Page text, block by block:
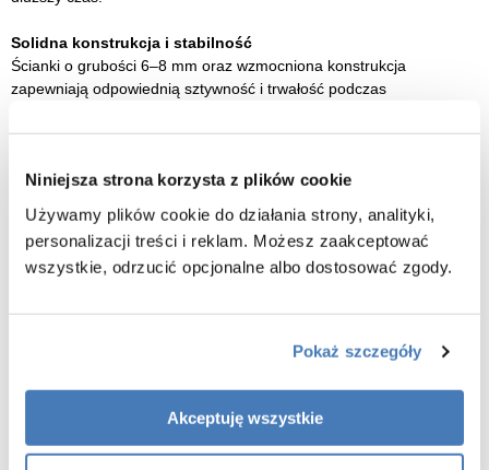
Niniejsza strona korzysta z plików cookie
Używamy plików cookie do działania strony, analityki,
personalizacji treści i reklam. Możesz zaakceptować
wszystkie, odrzucić opcjonalne albo dostosować zgody.
Pokaż szczegóły
Akceptuję wszystkie
Solidna konstrukcja i stabilność
Ścianki o grubości 6–8 mm oraz wzmocniona konstrukcja
zapewniają odpowiednią sztywność i trwałość podczas
do 800 kg.
Regulowane nóżki i łatwiejszy montaż
wypoziomowanie wanny nawet na nierównym podłożu, zwiększając
stabilność całej konstrukcji.
Umiejscowienie odpływu pośrodku misy poprawia komfort kąpieli i
pozwala wygodnie korzystać z wanny z obu stron.
Kompletny zestaw montażowy
W komplecie znajdują się wszystkie podstawowe elementy
– syfon